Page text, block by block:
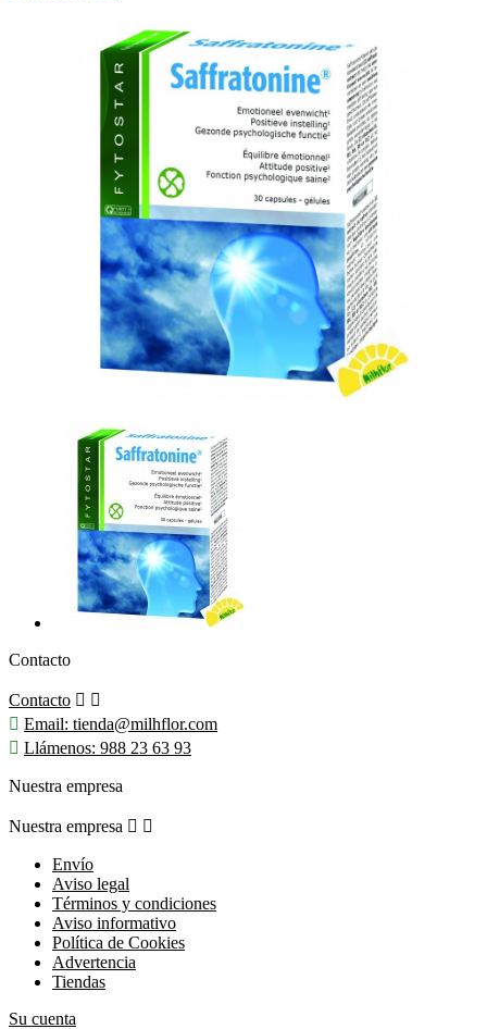
Contacto
Contacto  
 Email: tienda@milhflor.com
 Llámenos: 988 23 63 93
Nuestra empresa
Nuestra empresa  
Envío
Aviso legal
Términos y condiciones
Aviso informativo
Política de Cookies
Advertencia
Tiendas
Su cuenta